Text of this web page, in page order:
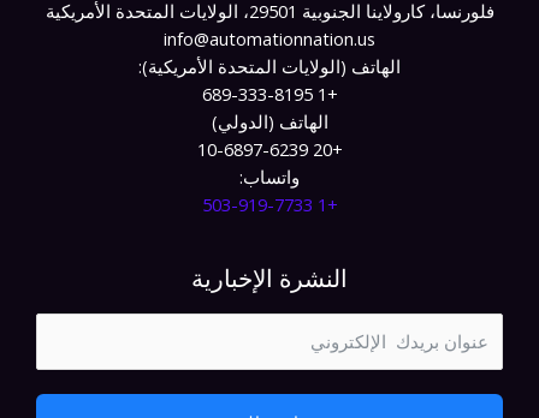
فلورنسا، كارولاينا الجنوبية 29501، الولايات المتحدة الأمريكية
info@automationnation.us​​
الهاتف (الولايات المتحدة الأمريكية):
+1 689-333-8195
الهاتف (الدولي)
+20 10-6897-6239
واتساب:
+1 503-919-7733​
النشرة الإخبارية